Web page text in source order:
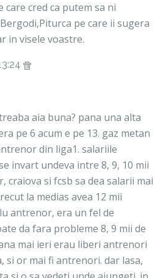
cred ca putem sa ni
pe care ii sugera
in visele voastre.
aia buna? pana una alta
pe 6 acum e pe 13. gaz metan
din liga1. salariile
invart undeva intre 8, 9, 10 mii
craiova si fcsb sa dea salarii mai
la medias avea 12 mii
antrenor, era un fel de
da fara probleme 8, 9 mii de
mai ieri erau liberi antrenori
si or mai fi antrenori. dar lasa,